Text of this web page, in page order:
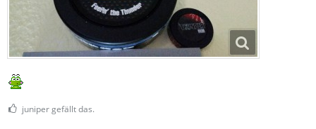
juniper gefällt das.